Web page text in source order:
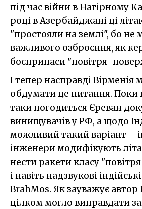
під час війни в Нагірному
році в Азербайджані ці
"простояли на землі", бо не
важливого озброєння, як
боєприпаси "повітря-
І тепер насправді Вірменія
обдумати це питання. Поки
таки погодиться Єреван
винищувачів у РФ, а щодо
можливий такий варіант –
інженери модифікують
нести ракети класу
і навіть надзвукові
BrahMos. Як зауважує автор
цілком могло виправдати